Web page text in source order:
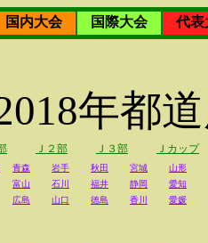
国内大会 国際大会
代表
年都
Ｊ２部 Ｊ３部 Ｊカップ
青森 岩手 秋田 宮城
山形
富山 石川 福井 静岡
愛知
広島 山口 徳島 香川 愛媛